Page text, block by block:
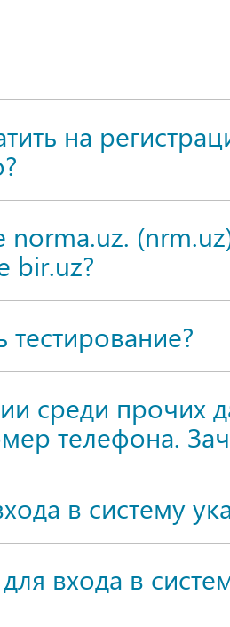
на
norma.uz.
bir.uz?
тестирование?
среди прочих
телефона.
в систему
входа в